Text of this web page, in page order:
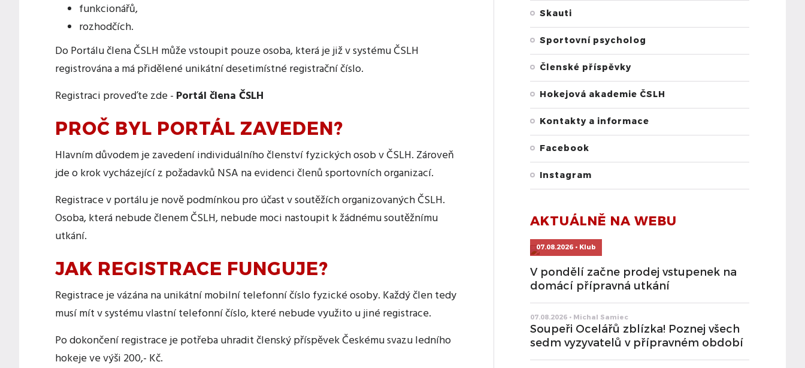
funkcionářů,
rozhodčích.
Do Portálu člena ČSLH může vstoupit pouze osoba, která je již v systému ČSLH
registrována a má přidělené unikátní desetimístné registrační číslo.
Registraci proveďte zde - Portál člena ČSLH
PROČ BYL PORTÁL ZAVEDEN?
Hlavním důvodem je zavedení individuálního členství fyzických osob v ČSLH. Zároveň
jde o krok vycházející z požadavků NSA na evidenci členů sportovních organizací.
Registrace v portálu je nově podmínkou pro účast v soutěžích organizovaných ČSLH.
Osoba, která nebude členem ČSLH, nebude moci nastoupit k žádnému soutěžnímu
utkání.
JAK REGISTRACE FUNGUJE?
Registrace je vázána na unikátní mobilní telefonní číslo fyzické osoby. Každý člen tedy
musí mít v systému vlastní telefonní číslo, které nebude využito u jiné registrace.
Po dokončení registrace je potřeba uhradit členský příspěvek Českému svazu ledního
hokeje ve výši 200,- Kč.
Skauti
Sportovní psycholog
Členské příspěvky
Hokejová akademie ČSLH
Kontakty a informace
Facebook
Instagram
AKTUÁLNĚ NA WEBU
07.08.2026 • Klub
V pondělí začne prodej vstupenek na
domácí přípravná utkání
07.08.2026 • Michal Samiec
Soupeři Ocelářů zblízka! Poznej všech
sedm vyzyvatelů v přípravném období